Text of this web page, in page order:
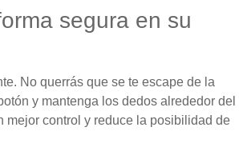
segura en su
No querrás que se te escape de la
y mantenga los dedos alrededor del
mejor control y reduce la posibilidad de